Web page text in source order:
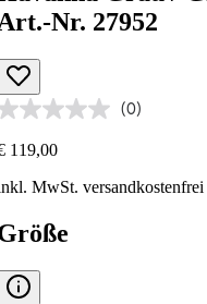
Nr. 27952
(0)
119,00
MwSt.versandkostenfrei